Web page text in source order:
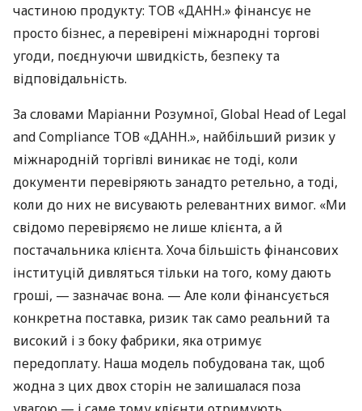
частиною продукту: ТОВ «ДАНН.» фінансує не
просто бізнес, а перевірені міжнародні торгові
угоди, поєднуючи швидкість, безпеку та
відповідальність.
За словами Маріанни Розумної, Global Head of Legal
and Compliance ТОВ «ДАНН.», найбільший ризик у
міжнародній торгівлі виникає не тоді, коли
документи перевіряють занадто ретельно, а тоді,
коли до них не висувають релевантних вимог. «Ми
свідомо перевіряємо не лише клієнта, а й
постачальника клієнта. Хоча більшість фінансових
інституцій дивляться тільки на того, кому дають
гроші, — зазначає вона. — Але коли фінансується
конкретна поставка, ризик так само реальний та
високий і з боку фабрики, яка отримує
передоплату. Наша модель побудована так, щоб
жодна з цих двох сторін не залишалася поза